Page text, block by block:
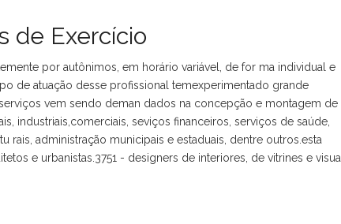
de Exercício
por autônimos, em horário variável, de for ma individual e
de atuação desse profissional temexperimentado grande
vem sendo deman dados na concepção e montagem de
industriais,comerciais, seviços financeiros, serviços de saúde,
rais, administração municipais e estaduais, dentre outros.esta
e urbanistas.3751 - designers de interiores, de vitrines e visual